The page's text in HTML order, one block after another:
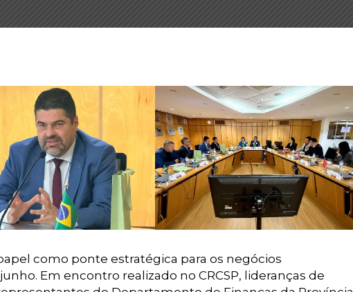
como ponte estratégica para os negócios
Em encontro realizado no CRCSP, lideranças de